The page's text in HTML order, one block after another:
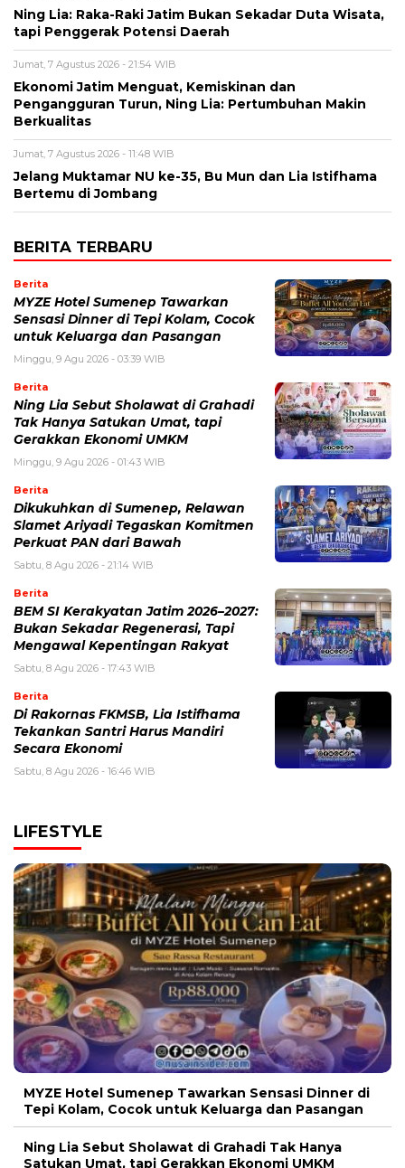
Ning Lia: Raka-Raki Jatim Bukan Sekadar Duta Wisata,
tapi Penggerak Potensi Daerah
Jumat, 7 Agustus 2026 - 21:54 WIB
Ekonomi Jatim Menguat, Kemiskinan dan
Pengangguran Turun, Ning Lia: Pertumbuhan Makin
Berkualitas
Jumat, 7 Agustus 2026 - 11:48 WIB
Jelang Muktamar NU ke-35, Bu Mun dan Lia Istifhama
Bertemu di Jombang
BERITA TERBARU
Berita
MYZE Hotel Sumenep Tawarkan
Sensasi Dinner di Tepi Kolam, Cocok
untuk Keluarga dan Pasangan
Minggu, 9 Agu 2026 - 03:39 WIB
Berita
Ning Lia Sebut Sholawat di Grahadi
Tak Hanya Satukan Umat, tapi
Gerakkan Ekonomi UMKM
Minggu, 9 Agu 2026 - 01:43 WIB
Berita
Dikukuhkan di Sumenep, Relawan
Slamet Ariyadi Tegaskan Komitmen
Perkuat PAN dari Bawah
Sabtu, 8 Agu 2026 - 21:14 WIB
Berita
BEM SI Kerakyatan Jatim 2026–2027:
Bukan Sekadar Regenerasi, Tapi
Mengawal Kepentingan Rakyat
Sabtu, 8 Agu 2026 - 17:43 WIB
Berita
Di Rakornas FKMSB, Lia Istifhama
Tekankan Santri Harus Mandiri
Secara Ekonomi
Sabtu, 8 Agu 2026 - 16:46 WIB
LIFESTYLE
MYZE Hotel Sumenep Tawarkan Sensasi Dinner di
Tepi Kolam, Cocok untuk Keluarga dan Pasangan
Ning Lia Sebut Sholawat di Grahadi Tak Hanya
Satukan Umat, tapi Gerakkan Ekonomi UMKM